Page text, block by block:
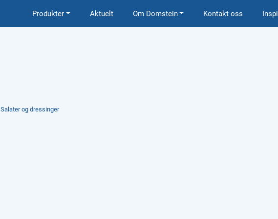
Produkter Aktuelt Om Domstein Kontakt oss
Salater og dressinger